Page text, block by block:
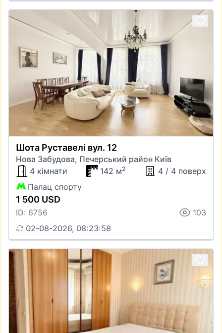
Шота Руставелі вул. 12
Нова Забудова, Печерський район Київ
4 кімнати
142 м2
4 / 4 поверх
Палац спорту
1 500 USD
ID: 6756
103
02-08-2026, 08:23:58